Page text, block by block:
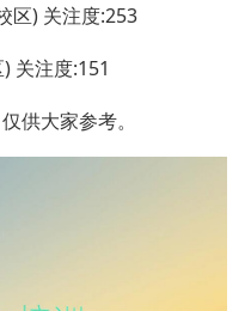
区) 关注度:253
关注度:151
供大家参考。